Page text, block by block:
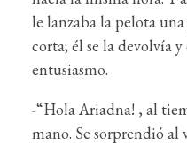
le lanzaba la pelota
corta; él se la devolvía
entusiasmo.
-“Hola Ariadna! , al
mano. Se sorprendió al